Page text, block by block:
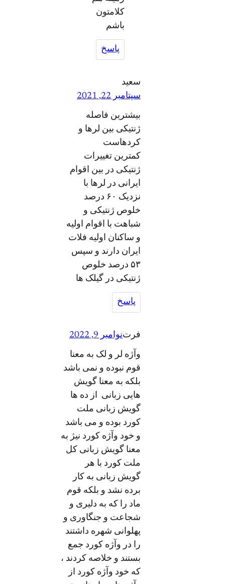
کلامتون
باشم
پاسخ
سعید
سپتامبر 22, 2021
بیشترین فاصله
ژنتیکی بین لرها و
کردهاست
کمترین تغییرات
ژنتیکی در بین اقوام
ایرانی در لرها با
نزدیک ۶۰ درصد
خلوص ژنتیکی و
شباهت با اقوام اولیه
و ساکنان اولیه فلات
ایران دارند و سپس
۵۳ درصد خلوص
ژنتیکی در گیلک ها
پاسخ
فرتنوامبر 9, 2022
وآژه لر و لک به معنا
قوم نبوده و نمی باشد
بلکه به معنا گویش
هایی زبانی از ده ها
گویش زبانی ملت
کورد بوده و می باشد
و خود وآژه کورد نیژ به
معنا گویش زبانی کل
ملت کورد با هر
گویش زبانی به کار
برده نشد و بلکه قوم
ماد را که به دلیری و
شجاعت و جنگاوری و
پهلوانی شهره داشتند
را در وآژه کورد جمع
بستند و خلاصه کردند ،
که خود وآژه کورد از